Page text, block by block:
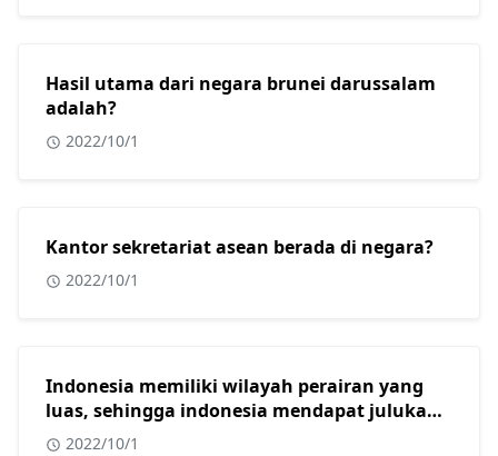
Hasil utama dari negara brunei darussalam
adalah?
2022/10/1
Kantor sekretariat asean berada di negara?
2022/10/1
Indonesia memiliki wilayah perairan yang
luas, sehingga indonesia mendapat julukan
sebagai?
2022/10/1